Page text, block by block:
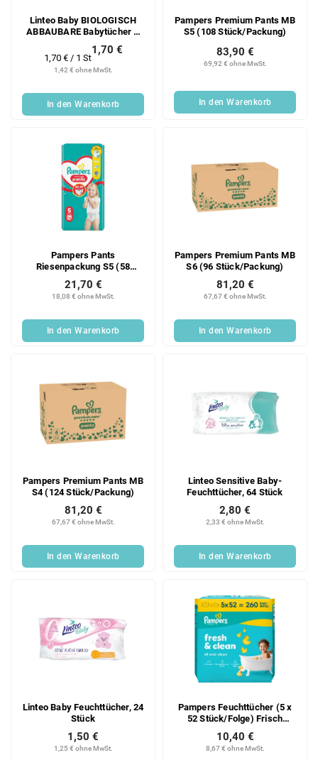
Linteo Baby BIOLOGISCH
ABBAUBARE Babytücher –
1,42 € ohne MwSt.
1,70 €
Verkaufspreis:
1,70 € / 1 St
In den Warenkorb
Pampers Premium Pants MB
S5 (108 Stück/Packung)
69,92 € ohne MwSt.
83,90 €
In den Warenkorb
Pampers Pants
Riesenpackung S5 (58
18,08 € ohne MwSt.
21,70 €
In den Warenkorb
Pampers Premium Pants MB
S6 (96 Stück/Packung)
67,67 € ohne MwSt.
81,20 €
In den Warenkorb
Pampers Premium Pants MB
S4 (124 Stück/Packung)
67,67 € ohne MwSt.
81,20 €
In den Warenkorb
Linteo Sensitive Baby-
Feuchttücher, 64 Stück
2,33 € ohne MwSt.
2,80 €
In den Warenkorb
Linteo Baby Feuchttücher, 24
Stück
1,25 € ohne MwSt.
1,50 €
Pampers Feuchttücher (5 x
52 Stück/Folge) Frisch
Sauber
8,67 € ohne MwSt.
10,40 €